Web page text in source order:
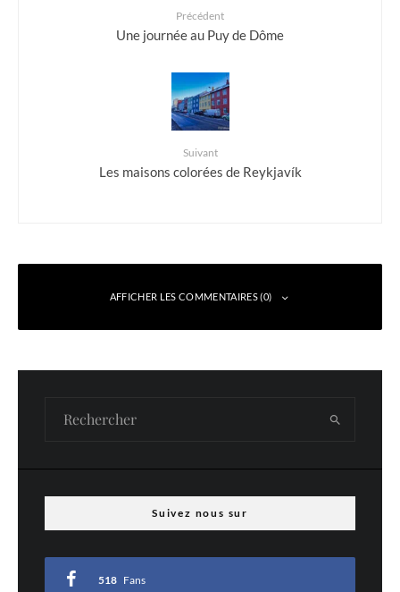
Précédent
Une journée au Puy de Dôme
Suivant
Les maisons colorées de Reykjavík
AFFICHER LES COMMENTAIRES (0)
Votre adresse e-mail ne sera pas publiée.
Les champs obligatoires sont indiqués
Suivez nous sur
518 Fans